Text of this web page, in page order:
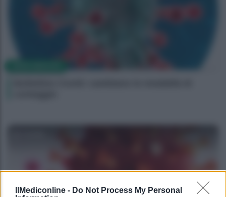
IlMediconline - Do Not Process My Personal